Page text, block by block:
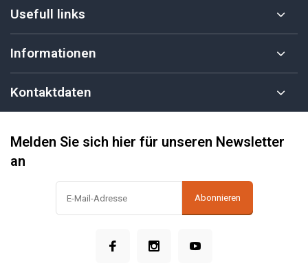
Usefull links
Informationen
Kontaktdaten
Melden Sie sich hier für unseren Newsletter
an
Abonnieren